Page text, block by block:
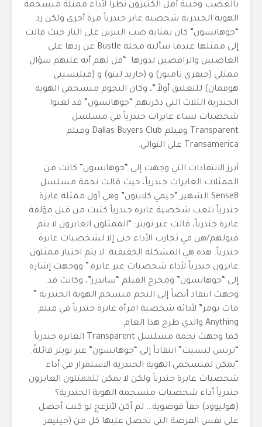
بالغضب وخيبة أمل الكثيرون نظراً لأداء ممثلة منسجمة
الهوية الجندرية شخصية عابر جندرياً مرة أخرى ولكن رد
“جوهانسون” كان بمثابة صب البنزين على النار حيث قالت
إلى ممثلها عندما سألته مجلة Bustle عن ردها على
الغاضبين والرافضين لدورها: “قل لهم أنه عليهم سؤال
ممثلي (جيفري تامبور) و (جاريد ليتو) و (فيليسيتي
هوفمان) للتعليق أولاً.”، وكان النجوم منسجمي الهوية
الجندرية الثلاث التي ذكرتهم “جوهانسون” قد لعبوا
شخصيات نساء عابرات جندرياً في مسلسل
Transparent وفيلم Dallas Buyers Club وفيلم
Transamerica على التوالي.
أبرز الانتقادات التي وجهت إلى “جوهانسون” كانت من
الممثلات العابرات جندرياً، حيث قالت نجمة مسلسل
Sense8 الشهير “جيمي كلايتون” وهي أول ممثلة عابرة
جندرياً تلعب شخصية عابرة جندرياً كتبت من قبل مؤلفة
عابرة جندرياً، قالت عبر تويتر: “الممثلون العابرون لا يتم
قبولهم/هن في تجارب الأداء حتى إلا لشخصيات عابرة
جندرياً. هذه هي المشكلة الحقيقية. لا يتم اختيار ممثلون
عابرون جندرياً لأداء شخصيات غير عابرة.” ووجهت إشارة
إلى “جوهانسون” ومخرج الفيلم “ساندرز”، وكانت قد
وجهت انتقاد أيضاً إلى النجم منسجم الهوية الجندرية ”
مات بومر” لأدائه شخصية امرأة عابرة جندرياً في فيلم
Anything والذي طرح هذا العام.
كما وجهت نجمة مسلسل Transparent العابرة جندرياً
“تريس ليسيت” انتقاداً إلى “جوهانسون” عبر تويتر قائلةً:
“يمكن لمنسجمي الهوية الجندرية الاستمرار في أداء
شخصيات عابرة جندرياً ولكن لا يمكن للممثلون العابرون
جندرياً أداء شخصيات منسجمة الهوية الجندرية؟
(هوليوود) حقاً فوضوية… لم أكن لأنزعج لو كنت أحصل
على نفس الفرصة التي تحصل عليها كل من (جينيفر